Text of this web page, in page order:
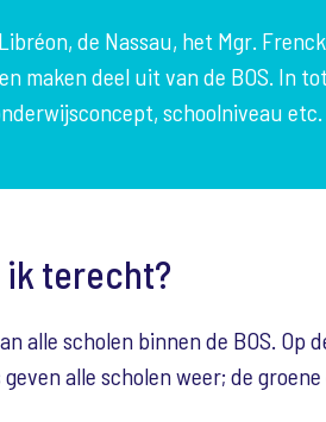
de Nassau, het Mgr.
maken deel uit van de BOS. In
schoolniveau etc.
ik terecht?
alle scholen binnen de BOS. Op
alle scholen weer; de